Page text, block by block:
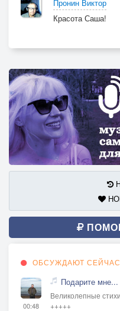
Пронин Виктор
Красота Саша!
ОБСУЖДАЮТ СЕЙЧАС
00:48
Подарите мне...
Великолепные
+++++